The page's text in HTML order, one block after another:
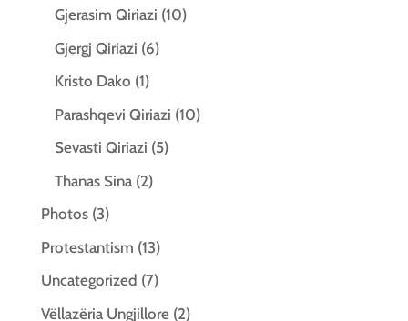
Gjerasim Qiriazi (10)
Gjergj Qiriazi (6)
Kristo Dako (1)
Parashqevi Qiriazi (10)
Sevasti Qiriazi (5)
Thanas Sina(2)
Photos(3)
Protestantism (13)
Uncategorized (7)
Vëllazëria Ungjillore(2)